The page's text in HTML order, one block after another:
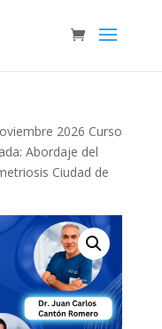
2026 Curso
Abordaje del
Ciudad de